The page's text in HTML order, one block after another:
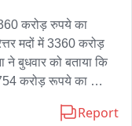
करोड़ रुपये का
मदों में 3360 करोड़
ने बुधवार को बताया कि
करोड़ रूपये का
कि वर्तमान वित्तीय
Report